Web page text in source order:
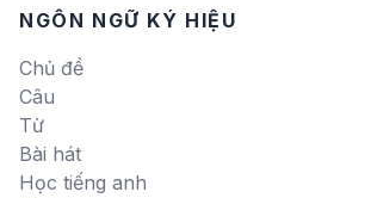
NGÔN NGỮ KÝ HIỆU
Chủ đề
Câu
Từ
Bài hát
Học tiếng anh